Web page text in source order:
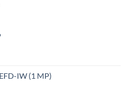
IW (1 MP)